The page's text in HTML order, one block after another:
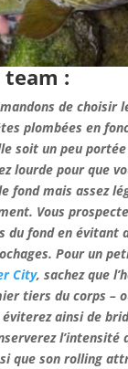
team :
de choisir
plombées en
soit un peu
lourde pour que
fond mais assez
Vous
du fond en évitant
Pour un
City, sachez que
tiers du corps –
ainsi de
l’intensité
que son rolling